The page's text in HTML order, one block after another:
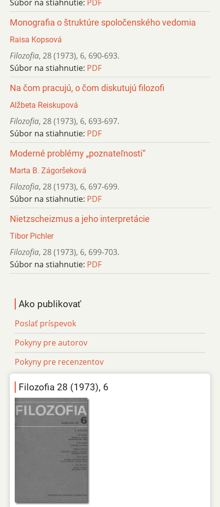
Súbor na stiahnutie: PDF
Monografia o štruktúre spoločenského vedomia
Raisa Kopsová
Filozofia, 28 (1973), 6, 690-693.
Súbor na stiahnutie: PDF
Na čom pracujú, o čom diskutujú filozofi
Alžbeta Reiskupová
Filozofia, 28 (1973), 6, 693-697.
Súbor na stiahnutie: PDF
Moderné problémy „poznateľnosti“
Marta B. Zágoršeková
Filozofia, 28 (1973), 6, 697-699.
Súbor na stiahnutie: PDF
Nietzscheizmus a jeho interpretácie
Tibor Pichler
Filozofia, 28 (1973), 6, 699-703.
Súbor na stiahnutie: PDF
Ako publikovať
Poslať príspevok
Pokyny pre autorov
Pokyny pre recenzentov
Filozofia 28 (1973), 6